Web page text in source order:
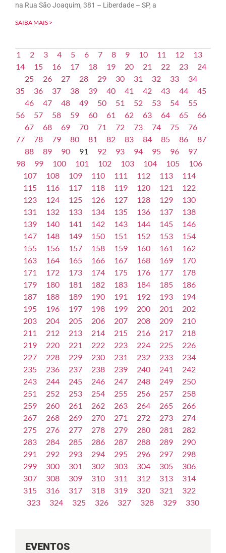
na Rua São Joaquim, 381 – Liberdade – SP, a
SAIBA MAIS >
1 2 3 4 5 6 7 8 9 10 11 12
13
14
15 16 17 18 19 20 21 22 23
24
25
26 27 28 29 30 31 32 33
34
35
36 37 38 39 40 41 42 43 44
45
46
47 48 49 50 51 52 53 54
55
56
57 58 59 60 61 62 63 64 65
66
67
68 69 70 71 72 73 74 75
76
77
78 79 80 81 82 83 84 85 86
87
88
89 90 91 92 93 94 95 96
97
98
99 100 101 102 103 104 105
106
107
108 109 110 111 112 113
114
115
116 117 118 119 120 121
122
123
124 125 126 127 128 129
130
131
132 133 134 135 136 137
138
139
140 141 142 143 144 145
146
147
148 149 150 151 152 153
154
155
156 157 158 159 160 161
162
163
164 165 166 167 168 169
170
171
172 173 174 175 176 177
178
179
180 181 182 183 184 185
186
187
188 189 190 191 192 193
194
195
196 197 198 199 200 201
202
203
204 205 206 207 208 209
210
211
212 213 214 215 216 217
218
219
220 221 222 223 224 225
226
227
228 229 230 231 232 233
234
235
236 237 238 239 240 241
242
243
244 245 246 247 248 249
250
251
252 253 254 255 256 257
258
259
260 261 262 263 264 265
266
267
268 269 270 271 272 273
274
275
276 277 278 279 280 281
282
283
284 285 286 287 288 289
290
291
292 293 294 295 296 297
298
299
300 301 302 303 304 305
306
307
308 309 310 311 312 313
314
315
316 317 318 319 320 321
322
323
324 325 326 327 328 329 330
EVENTOS